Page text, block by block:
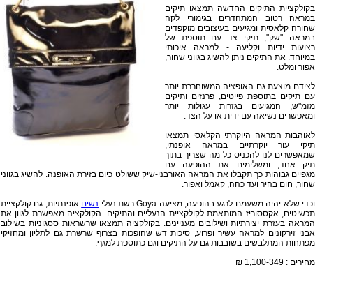
בקולקציית התיקים החדשה תמצאו תיקים
במראה רטוב המתהדרים בגימורי לקה
שחורה קלאסית ומגיעים בעיצובים מוקפדים
במראה "שק", תיקי צד עם תוספת של
רצועות ידיות וקליעה - למראה איכותי
במיוחד. את התיקים ניתן להשיג בגווני שחור,
אפור ומלט.
לצידם מוצעת גם האופציה המשוחררת יותר
עם תיקים בתוספת פייטים, פרנזים ותיקים
מזמ"ש, המגיעים בגזרות עגולות יותר
ומאפשרים נשיאה עם ידית או על הצד.
לאוהבות המראה היוקרתי הקלאסי תמצאו
תיקי עור יוקרתיים במראה אופנתי,
שמאפשרים לנו להכניס כל מה שצריך בתוך
תיק אחד, ומשלימים את ההופעה עם
מגפיים גבוהות כך תקבלו את המראה האורבני-שיק ששולט כיום בזירת האופנה. להשיג בגווני
שחור, חום בהיר ועד כהה, קאמל ואפור.
וכדי שלא יהיה משעמם לרגע בהופעה, מציעה Goya רשת נעלי
נשים אופנתיות, גם קולקציית
תכשיטים, אקססוריז המותאמת לקולקציית הנעליים והתיקים. הקולקציה מאפשרת לגוון את
המראה בעזרת יצירתיות ושילובים מעניינים. בקולקציה תמצאו שרשראות ססגוניות בשילוב
אבני זירקונים למראה עשיר ופרוע, סיכות דש שהופכות בצרוף שרשרת גם לתליון ומחזיקי
מפתחות המתלבשים בשובבות גם על התיקים וגם כתוספת למגף.
מחירים : 1,100-349 ₪